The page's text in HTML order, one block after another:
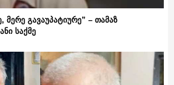
მერე გავაუპატიურე” – თამაზ
საქმე